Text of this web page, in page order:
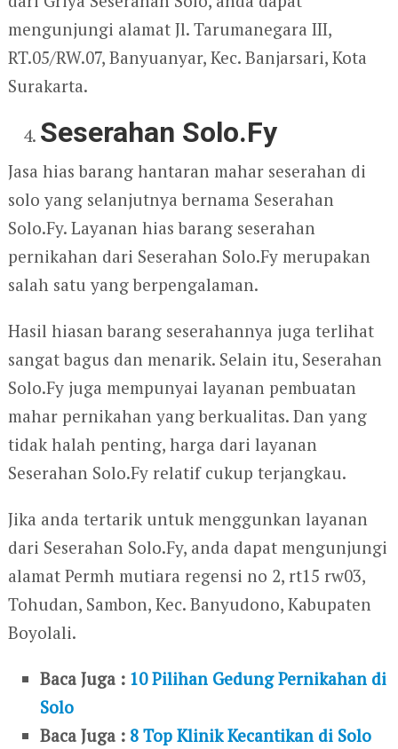
mengunjungi alamat Jl. Tarumanegara III,
RT.05/RW.07, Banyuanyar, Kec. Banjarsari, Kota
Surakarta.
Seserahan Solo.Fy
Jasa hias barang hantaran mahar seserahan di
solo yang selanjutnya bernama Seserahan
Solo.Fy. Layanan hias barang seserahan
pernikahan dari Seserahan Solo.Fy merupakan
salah satu yang berpengalaman.
Hasil hiasan barang seserahannya juga terlihat
sangat bagus dan menarik. Selain itu, Seserahan
Solo.Fy juga mempunyai layanan pembuatan
mahar pernikahan yang berkualitas. Dan yang
tidak halah penting, harga dari layanan
Seserahan Solo.Fy relatif cukup terjangkau.
Jika anda tertarik untuk menggunkan layanan
dari Seserahan Solo.Fy, anda dapat mengunjungi
alamat Permh mutiara regensi no 2, rt15 rw03,
Tohudan, Sambon, Kec. Banyudono, Kabupaten
Boyolali.
Baca Juga : 10 Pilihan Gedung Pernikahan di
Solo
Baca Juga : 8 Top Klinik Kecantikan di Solo